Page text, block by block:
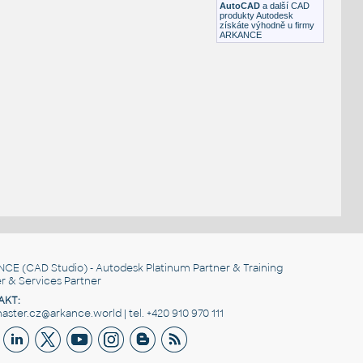
AutoCAD a další CAD
produkty Autodesk
získáte výhodně u firmy
ARKANCE
(CAD Studio) - Autodesk Platinum Partner & Training
& Services Partner
| tel. +420 910 970 111